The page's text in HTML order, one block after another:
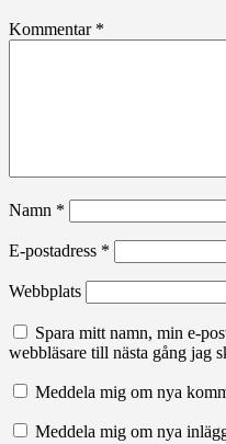
Kommentar *
Namn *
E-postadress *
Webbplats
Spara mitt namn, min e-
webbläsare till nästa gång jag
Meddela mig om nya
Meddela mig om nya